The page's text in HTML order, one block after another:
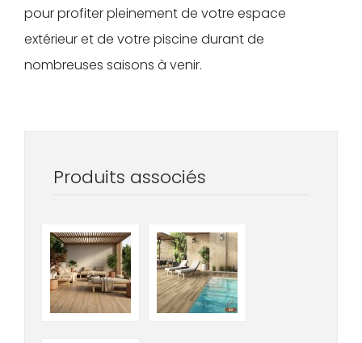
pour profiter pleinement de votre espace
extérieur et de votre piscine durant de
nombreuses saisons à venir.
Produits associés